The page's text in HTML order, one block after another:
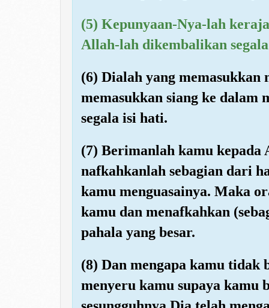
(5) Kepunyaan-Nya-lah
Allah-lah dikembalikan
(6) Dialah yang memasukkan
memasukkan siang ke dalam
segala isi hati.
(7) Berimanlah kamu kepada
nafkahkanlah sebagian dari
kamu menguasainya. Maka
kamu dan menafkahkan
pahala yang besar.
(8) Dan mengapa kamu tidak
menyeru kamu supaya kamu